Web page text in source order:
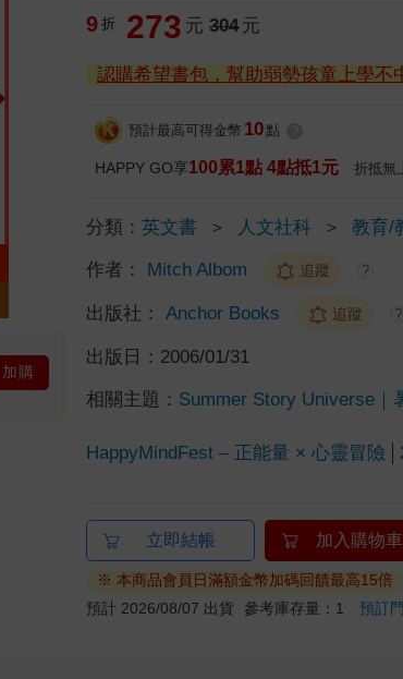
加購
9 折 273 元 304 元
認購希望書包，幫助弱勢孩童上學不
預計最高可得金幣 10 點
HAPPY GO享100累1點 4點抵1元 折抵無
分類：英文書 ＞ 人文社科 ＞ 教育/
作者： Mitch Albom 追蹤 ?
出版社： Anchor Books 追蹤 ?
出版日： 2006/01/31
相關主題： Summer Story Universe｜
HappyMindFest – 正能量 × 心靈冒險
立即結帳 加入購物車
※ 本商品會員日滿額金幣加碼回饋最高15倍
預計 2026/08/07 出貨 參考庫存量：1預訂